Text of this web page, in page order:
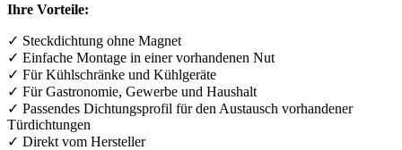
Ihre Vorteile:
✓ Steckdichtung ohne Magnet
✓ Einfache Montage in einer vorhandenen Nut
✓ Für Kühlschränke und Kühlgeräte
✓ Für Gastronomie, Gewerbe und Haushalt
✓ Passendes Dichtungsprofil für den Austausch vorhandener
Türdichtungen
✓ Direkt vom Hersteller